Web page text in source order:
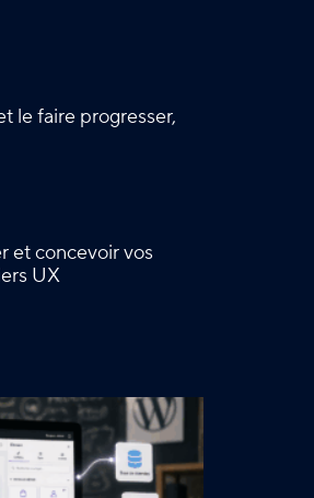
le faire progresser,
et concevoir vos
UX